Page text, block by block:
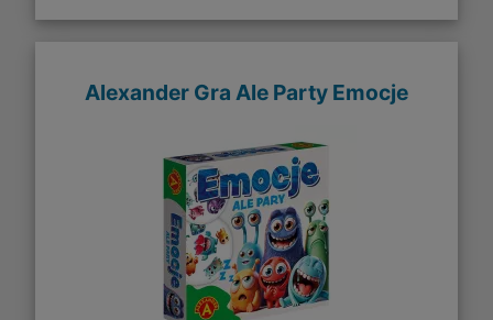
Alexander Gra Ale Party Emocje